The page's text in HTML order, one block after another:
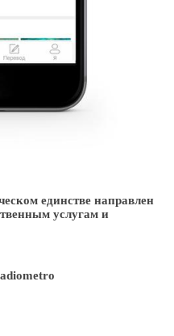
единстве направлен
услугам и